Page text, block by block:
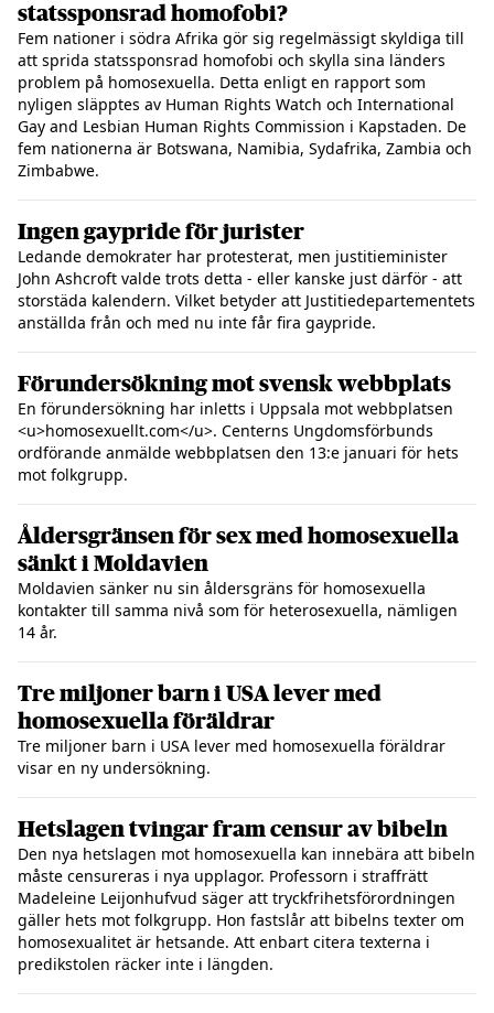
statssponsrad homofobi?
Fem nationer i södra Afrika gör sig regelmässigt skyldiga till
att sprida statssponsrad homofobi och skylla sina länders
problem på homosexuella. Detta enligt en rapport som
nyligen släpptes av Human Rights Watch och International
Gay and Lesbian Human Rights Commission i Kapstaden. De
fem nationerna är Botswana, Namibia, Sydafrika, Zambia och
Zimbabwe.
Ingen gaypride för jurister
Ledande demokrater har protesterat, men justitieminister
John Ashcroft valde trots detta - eller kanske just därför - att
storstäda kalendern. Vilket betyder att Justitiedepartementets
anställda från och med nu inte får fira gaypride.
Förundersökning mot svensk webbplats
En förundersökning har inletts i Uppsala mot webbplatsen
<u>homosexuellt.com</u>. Centerns Ungdomsförbunds
ordförande anmälde webbplatsen den 13:e januari för hets
mot folkgrupp.
Åldersgränsen för sex med homosexuella
sänkt i Moldavien
Moldavien sänker nu sin åldersgräns för homosexuella
kontakter till samma nivå som för heterosexuella, nämligen
14 år.
Tre miljoner barn i USA lever med
homosexuella föräldrar
Tre miljoner barn i USA lever med homosexuella föräldrar
visar en ny undersökning.
Hetslagen tvingar fram censur av bibeln
Den nya hetslagen mot homosexuella kan innebära att bibeln
måste censureras i nya upplagor. Professorn i straffrätt
Madeleine Leijonhufvud säger att tryckfrihetsförordningen
gäller hets mot folkgrupp. Hon fastslår att bibelns texter om
homosexualitet är hetsande. Att enbart citera texterna i
predikstolen räcker inte i längden.